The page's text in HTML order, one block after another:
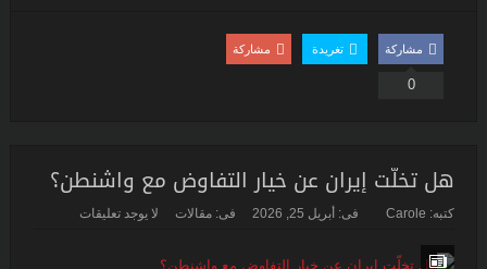
مشاركة
0
تغريدة مشاركة
هل تخلّت إيران عن خيار التفاوض مع واشنطن؟
كتبه: Carole فى: أبريل 25, 2026 فى: مقالات لا يوجد تعليقات